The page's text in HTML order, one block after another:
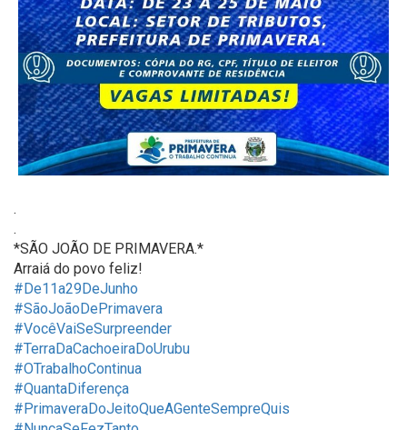
.
.
*SÃO JOÃO DE PRIMAVERA.*
Arraiá do povo feliz!
#De11a29DeJunho
#SãoJoãoDePrimavera
#VocêVaiSeSurpreender
#TerraDaCachoeiraDoUrubu
#OTrabalhoContinua
#QuantaDiferença
#PrimaveraDoJeitoQueAGenteSempreQuis